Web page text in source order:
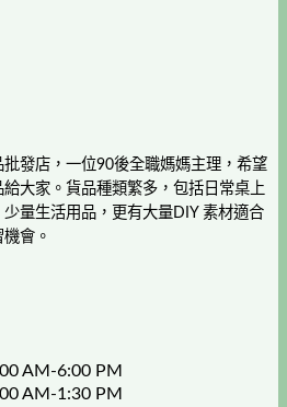
發店，一位90後全職媽媽主理，希望
大家。貨品種類繁多，包括日常桌上
量生活用品，更有大量DIY 素材適合
會。
AM-6:00 PM
AM-1:30 PM